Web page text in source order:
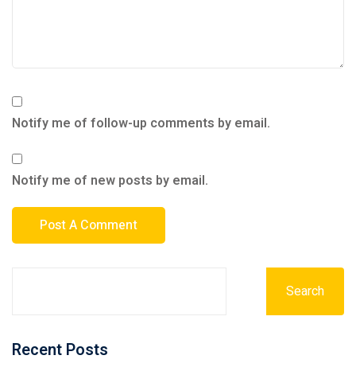
Notify me of follow-up comments by email.
Notify me of new posts by email.
Search
Recent Posts